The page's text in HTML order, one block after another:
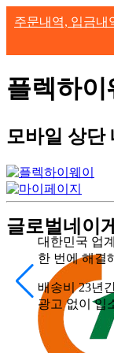
주문내역, 입금내
플렉하이
모바일 상단
글로벌네이
대한민국 업
한 번에 해결
배송비 23년
광고 없이 입